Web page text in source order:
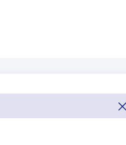
देश के प्रोफ़ाइल,जॉर्जिया के पड़ोसी